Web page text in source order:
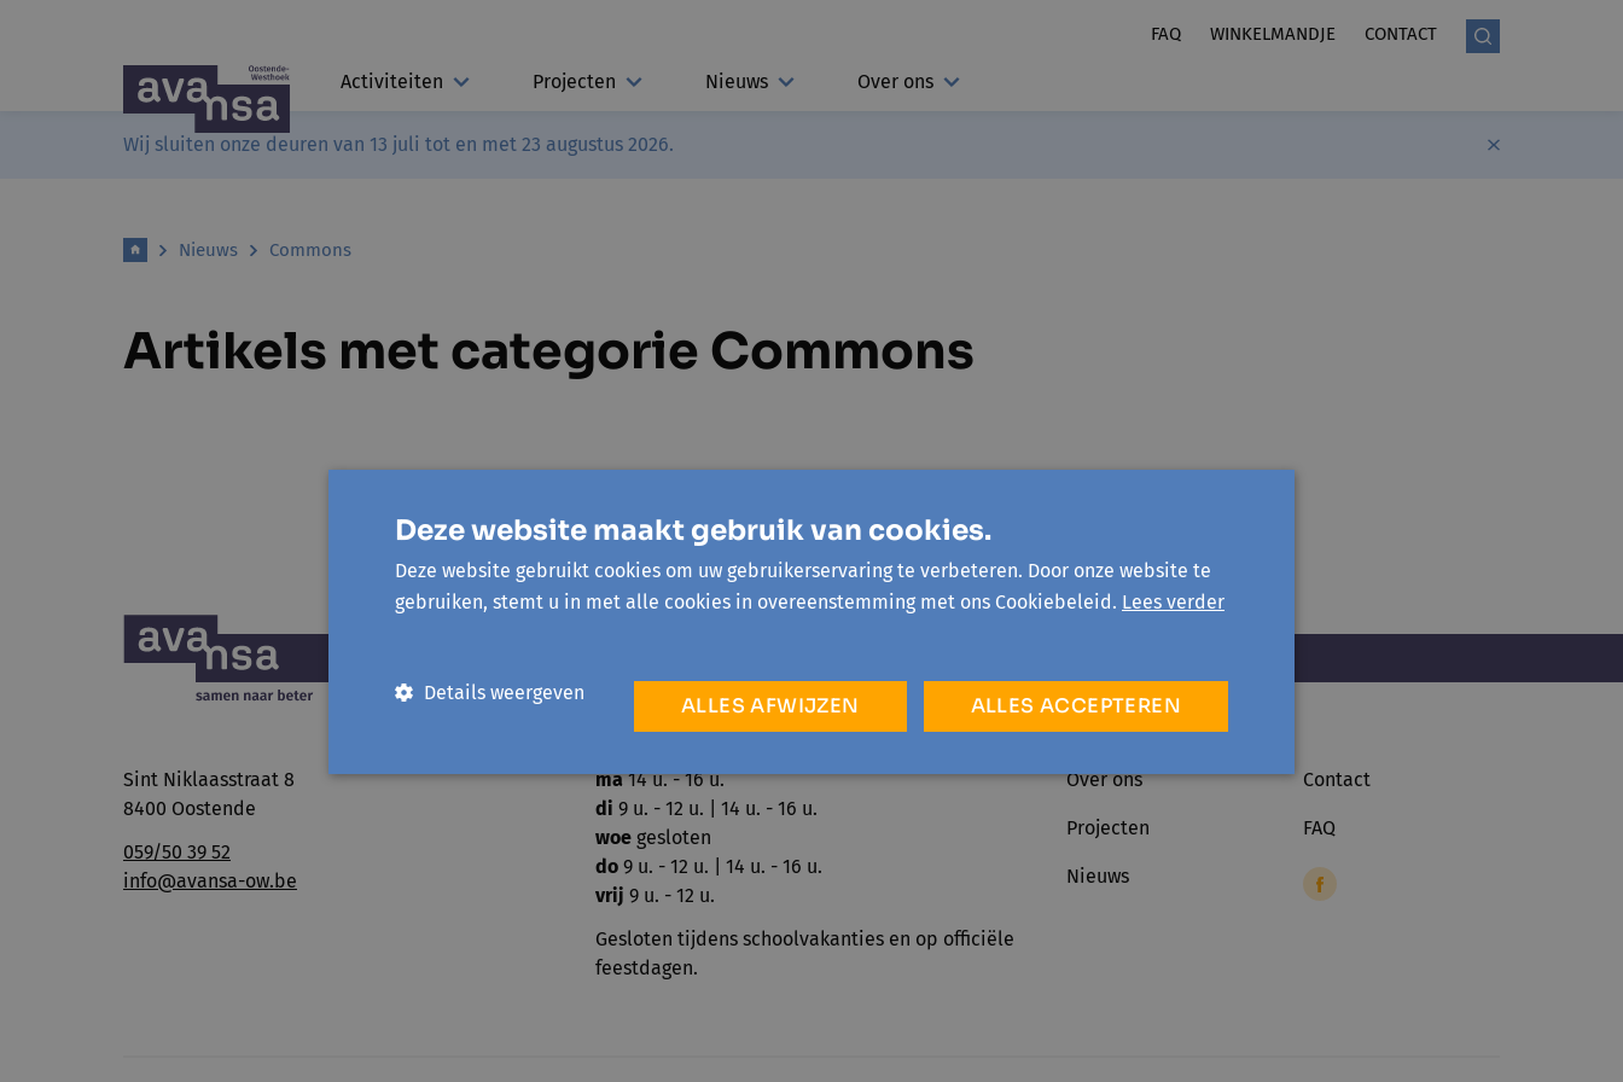
FAQ WINKELMANDJE CONTACT
Activiteiten Projecten Nieuws Over ons
Wij sluiten onze deuren van 13 juli tot en met 23 augustus 2026.
Nieuws Commons
Artikels met categorie Commons
Sint Niklaasstraat 8
8400 Oostende
059/50 39 52
info@avansa-ow.be
ma14 u. - 16 u.
di 9 u. - 12 u. | 14 u. - 16 u.
woe gesloten
do 9 u. - 12 u. | 14 u. - 16 u.
vrij 9 u. - 12 u.
Gesloten tijdens schoolvakanties en op officiële
feestdagen.
Over ons
Projecten
Nieuws
Contact
FAQ
Deze website maakt gebruik van cookies.
Deze website gebruikt cookies om uw gebruikerservaring te verbeteren. Door onze website te
gebruiken, stemt u in met alle cookies in overeenstemming met ons Cookiebeleid. Lees verder
ALLES ACCEPTEREN
ALLES AFWIJZEN
Details weergeven